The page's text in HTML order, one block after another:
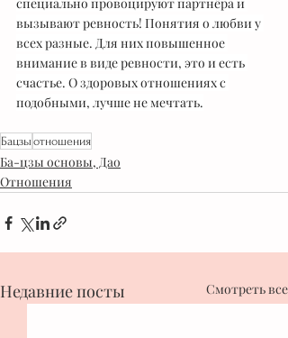
вызывают ревность! Понятия о любви у
всех разные. Для них повышенное
внимание в виде ревности, это и есть
счастье. О здоровых отношениях с
подобными, лучше не мечтать.
Бацзы отношения
Ба-цзы основы, Дао
Отношения
Недавние посты Смотреть все